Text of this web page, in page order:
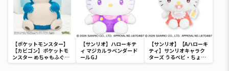
【ポケットモンスター】
【カビゴン】ポケットモ
ンスター めちゃもふぐっ
と ほっこりいやされぬい
【サンリオ】ハローキテ
ィ マジカルラベンダード
ールGJ
【サンリオ】【Aハローキ
ティ】サンリオキャラク
ターズ うるベビ・ちょい
デカドール